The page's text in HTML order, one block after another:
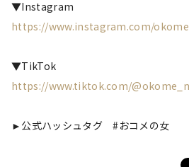
▼Instagram
https://www.instagram.com/
▼TikTok
https://www.tiktok.com/
►公式ハッシュタグ #おコメの女